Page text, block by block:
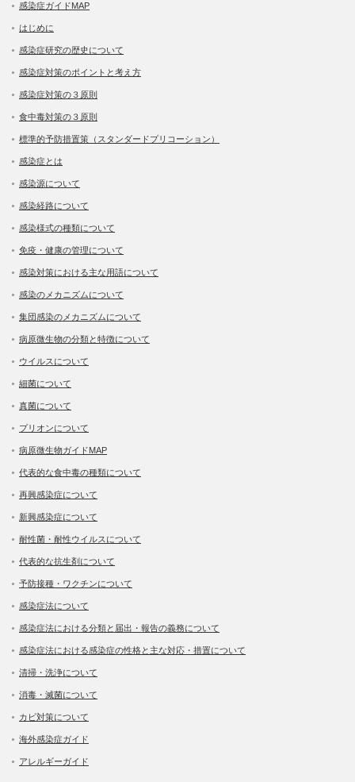
感染症ガイドMAP
はじめに
感染症研究の歴史について
感染症対策のポイントと考え方
感染症対策の３原則
食中毒対策の３原則
標準的予防措置策（スタンダードプリコーション）
感染症とは
感染源について
感染経路について
感染様式の種類について
免疫・健康の管理について
感染対策における主な用語について
感染のメカニズムについて
集団感染のメカニズムについて
病原微生物の分類と特徴について
ウイルスについて
細菌について
真菌について
プリオンについて
病原微生物ガイドMAP
代表的な食中毒の種類について
再興感染症について
新興感染症について
耐性菌・耐性ウイルスについて
代表的な抗生剤について
予防接種・ワクチンについて
感染症法について
感染症法における分類と届出・報告の義務について
感染症法における感染症の性格と主な対応・措置について
清掃・洗浄について
消毒・滅菌について
カビ対策について
海外感染症ガイド
アレルギーガイド